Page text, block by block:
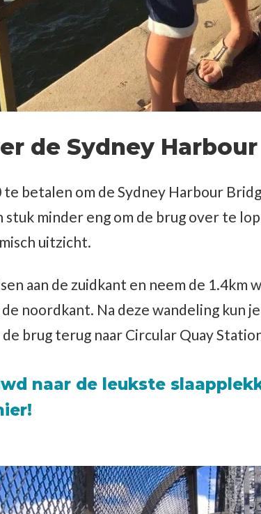
de Sydney
te betalen om de Sydney Harbour
stuk minder eng om de brug over te
uitzicht.
aan de zuidkant en neem de 1.4km
noordkant. Na deze wandeling kun
brug terug naar Circular Quay
naar de leukste